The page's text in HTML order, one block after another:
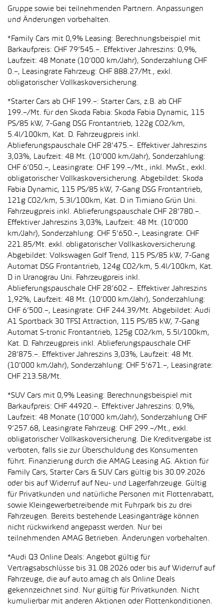
Gruppe sowie bei teilnehmenden Partnern. Anpassungen
und Änderungen vorbehalten.
*Family Cars mit 0,9% Leasing: Berechnungsbeispiel mit
Barkaufpreis: CHF 79’545.–. Effektiver Jahreszins: 0,9%,
Laufzeit: 48 Monate (10’000 km/Jahr), Sonderzahlung CHF
0.–, Leasingrate Fahrzeug: CHF 888.27/Mt., exkl.
obligatorischer Vollkaskoversicherung.
*Starter Cars ab CHF 199.–: Starter Cars, z.B. ab CHF
199.–/Mt. für den Skoda Fabia: Skoda Fabia Dynamic, 115
PS/85 kW, 7-Gang DSG Frontantrieb, 122g CO2/km,
5.4l/100km, Kat. D. Fahrzeugpreis inkl.
Ablieferungspauschale CHF 28’475.–. Effektiver Jahreszins
3,03%, Laufzeit: 48 Mt. (10’000 km/Jahr), Sonderzahlung:
CHF 6’050.–, Leasingrate: CHF 199.–/Mt., inkl. MwSt., exkl.
obligatorischer Vollkaskoversicherung. Abgebildet: Skoda
Fabia Dynamic, 115 PS/85 kW, 7-Gang DSG Frontantrieb,
121g CO2/km, 5.3l/100km, Kat. D in Timiano Grün Uni.
Fahrzeugpreis inkl. Ablieferungspauschale CHF 28’780.–.
Effektiver Jahreszins 3,03%, Laufzeit: 48 Mt. (10’000
km/Jahr), Sonderzahlung: CHF 5’650.–, Leasingrate: CHF
221.85/Mt. exkl. obligatorischer Vollkaskoversicherung.
Abgebildet: Volkswagen Golf Trend, 115 PS/85 kW, 7-Gang
Automat DSG Frontantrieb, 124g CO2/km, 5.4l/100km, Kat.
D in Uranograu Uni. Fahrzeugpreis inkl.
Ablieferungspauschale CHF 28’602.–. Effektiver Jahreszins
1,92%, Laufzeit: 48 Mt. (10’000 km/Jahr), Sonderzahlung:
CHF 6’500.–, Leasingrate: CHF 244.39/Mt. Abgebildet: Audi
A1 Sportback 30 TFSI Attraction, 115 PS/85 kW, 7-Gang
Automat S-tronic Frontantrieb, 125g CO2/km, 5.5l/100km,
Kat. D. Fahrzeugpreis inkl. Ablieferungspauschale CHF
28’875.–. Effektiver Jahreszins 3,03%, Laufzeit: 48 Mt.
(10'000 km/Jahr), Sonderzahlung: CHF 5’671.–, Leasingrate:
CHF 213.58/Mt.
*SUV Cars mit 0,9% Leasing: Berechnungsbeispiel mit
Barkaufpreis: CHF 44920.–. Effektiver Jahreszins: 0,9%,
Laufzeit: 48 Monate (10’000 km/Jahr), Sonderzahlung CHF
9’257.68, Leasingrate Fahrzeug: CHF 299.–/Mt., exkl.
obligatorischer Vollkaskoversicherung. Die Kreditvergabe ist
verboten, falls sie zur Überschuldung des Konsumenten
führt. Finanzierung durch die AMAG Leasing AG. Aktion für
Family Cars, Starter Cars & SUV Cars gültig bis 30.09.2026
oder bis auf Widerruf auf Neu- und Lagerfahrzeuge. Gültig
für Privatkunden und natürliche Personen mit Flottenrabatt,
sowie Kleingewerbetreibende mit Fuhrpark bis zu drei
Fahrzeugen. Bereits bestehende Leasinganträge können
nicht rückwirkend angepasst werden. Nur bei
teilnehmenden AMAG Betrieben. Änderungen vorbehalten.
*Audi Q3 Online Deals: Angebot gültig für
Vertragsabschlüsse bis 31.08.2026 oder bis auf Widerruf auf
Fahrzeuge, die auf auto.amag.ch als Online Deals
gekennzeichnet sind. Nur gültig für Privatkunden. Nicht
kumulierbar mit anderen Aktionen oder Flottenkonditionen.